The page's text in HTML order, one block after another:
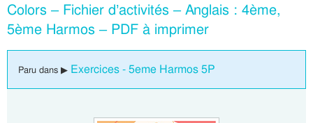
Colors – Fichier d’activités – Anglais : 4ème,
5ème Harmos – PDF à imprimer
Paru dans ▶ Exercices - 5eme Harmos 5P